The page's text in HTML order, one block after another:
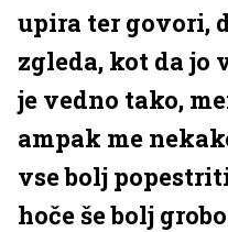
upira ter govori,
zgleda, kot da jo
je vedno tako,
ampak me
vse bolj
hoče še bolj